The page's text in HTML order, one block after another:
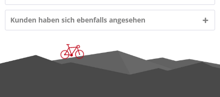
Kunden haben sich ebenfalls angesehen